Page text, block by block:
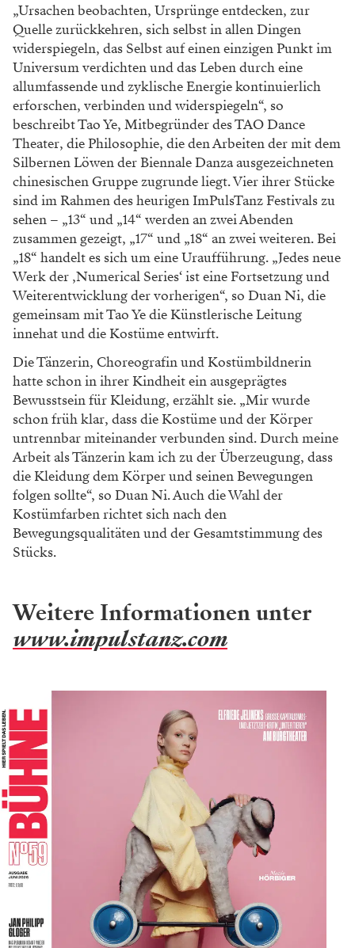
„Ursachen beobachten, Ursprünge entdecken, zur
Quelle zurückkehren, sich selbst in allen Dingen
widerspiegeln, das Selbst auf einen einzigen Punkt im
Universum verdichten und das Leben durch eine
allumfassende und zyklische Energie kontinuierlich
erforschen, verbinden und widerspiegeln“, so
beschreibt Tao Ye, Mitbegründer des TAO Dance
Theater, die Philosophie, die den Arbeiten der mit dem
Silbernen Löwen der Biennale Danza ausgezeichneten
chinesischen Gruppe zugrunde liegt. Vier ihrer Stücke
sind im Rahmen des heurigen ImPulsTanz Festivals zu
sehen – „13“ und „14“ werden an zwei Abenden
zusammen gezeigt, „17“ und „18“ an zwei weiteren. Bei
„18“ handelt es sich um eine Uraufführung. „Jedes neue
Werk der ‚Numerical Series‘ ist eine Fortsetzung und
Weiterentwicklung der vorherigen“, so Duan Ni, die
gemeinsam mit Tao Ye die Künstlerische Leitung
innehat und die Kostüme entwirft.
Die Tänzerin, Choreografin und Kostümbildnerin
hatte schon in ihrer Kindheit ein ausgeprägtes
Bewusstsein für Kleidung, erzählt sie. „Mir wurde
schon früh klar, dass die Kostüme und der Körper
untrennbar miteinander verbunden sind. Durch meine
Arbeit als Tänzerin kam ich zu der Überzeugung, dass
die Kleidung dem Körper und seinen Bewegungen
folgen sollte“, so Duan Ni. Auch die Wahl der
Kostümfarben richtet sich nach den
Bewegungsqualitäten und der Gesamtstimmung des
Stücks.
Weitere Informationen unter
www.impulstanz.com